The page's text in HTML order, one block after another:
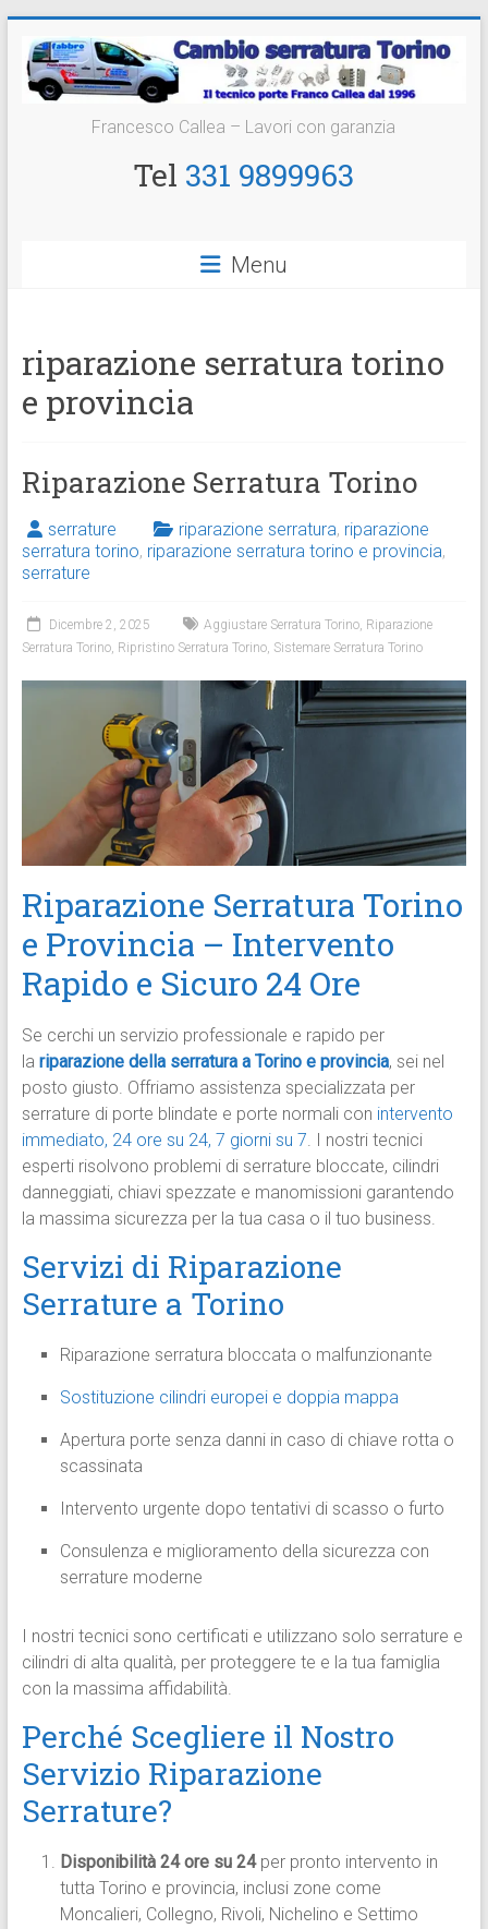
contenuto
Cambio
Serratura
Francesco Callea – Lavori con garanzia
Tel 331 9899963
Menu
riparazione serratura torino
e provincia
Riparazione Serratura Torino
serrature riparazione serratura, riparazione
serratura torino, riparazione serratura torino e provincia,
serrature
Dicembre 2, 2025 Aggiustare Serratura Torino, Riparazione
Serratura Torino, Ripristino Serratura Torino, Sistemare Serratura Torino
Riparazione Serratura Torino
e Provincia – Intervento
Rapido e Sicuro 24 Ore
Se cerchi un servizio professionale e rapido per
la riparazione della serratura a Torino e provincia, sei nel
posto giusto. Offriamo assistenza specializzata per
serrature di porte blindate e porte normali con intervento
immediato, 24 ore su 24, 7 giorni su 7. I nostri tecnici
esperti risolvono problemi di serrature bloccate, cilindri
danneggiati, chiavi spezzate e manomissioni garantendo
la massima sicurezza per la tua casa o il tuo business.
Servizi di Riparazione
Serrature a Torino
Riparazione serratura bloccata o malfunzionante
Sostituzione cilindri europei e doppia mappa
Apertura porte senza danni in caso di chiave rotta o
scassinata
Intervento urgente dopo tentativi di scasso o furto
Consulenza e miglioramento della sicurezza con
serrature moderne
I nostri tecnici sono certificati e utilizzano solo serrature e
cilindri di alta qualità, per proteggere te e la tua famiglia
con la massima affidabilità.
Perché Scegliere il Nostro
Servizio Riparazione
Serrature?
Disponibilità 24 ore su 24per pronto intervento in
tutta Torino e provincia, inclusi zone come
Moncalieri, Collegno, Rivoli, Nichelino e Settimo